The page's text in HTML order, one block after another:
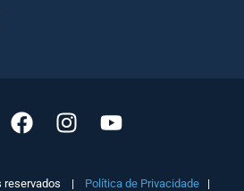
reservados | Política de Privacidade|